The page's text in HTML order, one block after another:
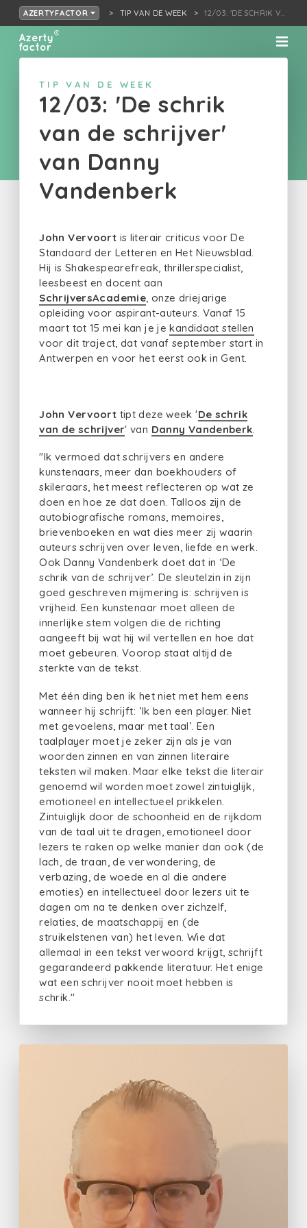
AZERTYFACTOR TIP VAN DE WEEK 12/03: 'DE SCHRIK V…VAN
TIP VAN DE WEEK
12/03: 'De schrik
van de schrijver'
van Danny
Vandenberk
John Vervoort is literair criticus voor De
Standaard der Letteren en Het Nieuwsblad.
Hij is Shakespearefreak, thrillerspecialist,
leesbeest en docent aan
SchrijversAcademie, onze driejarige
opleiding voor aspirant-auteurs. Vanaf 15
maart tot 15 mei kan je jekandidaat stellen
voor dit traject, dat vanaf september start in
Antwerpen en voor het eerst ook in Gent.
John Vervoort tipt deze week 'De schrik
van de schrijver' van Danny Vandenberk
"Ik vermoed dat schrijvers en andere
kunstenaars, meer dan boekhouders of
skileraars, het meest reflecteren op wat ze
doen en hoe ze dat doen. Talloos zijn de
autobiografische romans, memoires,
brievenboeken en wat dies meer zij waarin
auteurs schrijven over leven, liefde en werk.
Ook Danny Vandenberk doet dat in ‘De
schrik van de schrijver’. De sleutelzin in zijn
goed geschreven mijmering is: schrijven is
vrijheid. Een kunstenaar moet alleen de
innerlijke stem volgen die de richting
aangeeft bij wat hij wil vertellen en hoe dat
moet gebeuren. Voorop staat altijd de
sterkte van de tekst.
Met één ding ben ik het niet met hem eens
wanneer hij schrijft: ‘Ik ben een player. Niet
met gevoelens, maar met taal’. Een
taalplayer moet je zeker zijn als je van
woorden zinnen en van zinnen literaire
teksten wil maken. Maar elke tekst die literair
genoemd wil worden moet zowel zintuiglijk,
emotioneel en intellectueel prikkelen.
Zintuiglijk door de schoonheid en de rijkdom
van de taal uit te dragen, emotioneel door
lezers te raken op welke manier dan ook (de
lach, de traan, de verwondering, de
verbazing, de woede en al die andere
emoties) en intellectueel door lezers uit te
dagen om na te denken over zichzelf,
relaties, de maatschappij en (de
struikelstenen van) het leven. Wie dat
allemaal in een tekst verwoord krijgt, schrijft
gegarandeerd pakkende literatuur. Het enige
wat een schrijver nooit moet hebben is
schrik."